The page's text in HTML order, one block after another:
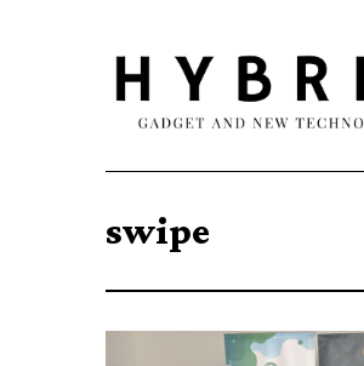
swipe